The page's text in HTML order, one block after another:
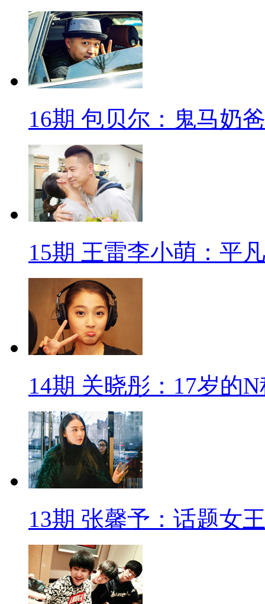
16期 包贝尔：鬼马奶爸
15期 王雷李小萌：平
14期 关晓彤：17岁的
13期 张馨予：话题女